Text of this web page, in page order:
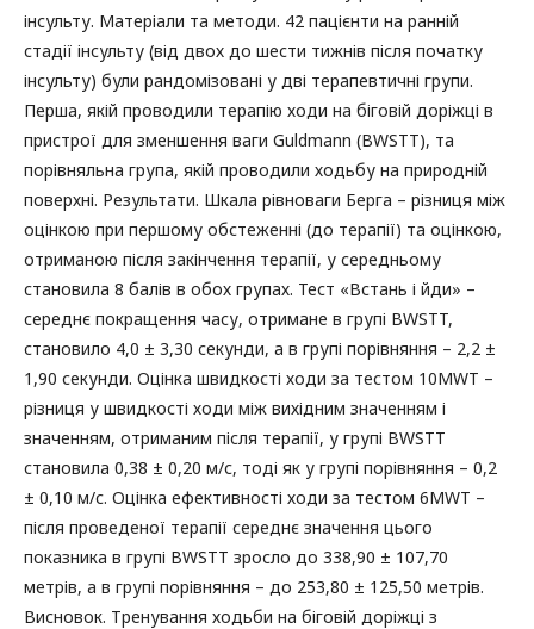
інсульту. Матеріали та методи. 42 пацієнти на ранній
стадії інсульту (від двох до шести тижнів після початку
інсульту) були рандомізовані у дві терапевтичні групи.
Перша, якій проводили терапію ходи на біговій доріжці в
пристрої для зменшення ваги Guldmann (BWSTT), та
порівняльна група, якій проводили ходьбу на природній
поверхні. Результати. Шкала рівноваги Берга – різниця між
оцінкою при першому обстеженні (до терапії) та оцінкою,
отриманою після закінчення терапії, у середньому
становила 8 балів в обох групах. Тест «Встань і йди» –
середнє покращення часу, отримане в групі BWSTT,
становило 4,0 ± 3,30 секунди, а в групі порівняння – 2,2 ±
1,90 секунди. Оцінка швидкості ходи за тестом 10MWT –
різниця у швидкості ходи між вихідним значенням і
значенням, отриманим після терапії, у групі BWSTT
становила 0,38 ± 0,20 м/с, тоді як у групі порівняння – 0,2
± 0,10 м/с. Оцінка ефективності ходи за тестом 6MWT –
після проведеної терапії середнє значення цього
показника в групі BWSTT зросло до 338,90 ± 107,70
метрів, а в групі порівняння – до 253,80 ± 125,50 метрів.
Висновок. Тренування ходьби на біговій доріжці з